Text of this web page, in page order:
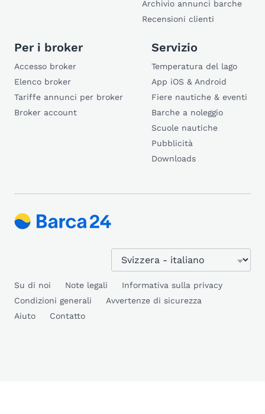
Archivio annunci barche
Recensioni clienti
Per i broker
Accesso broker
Elenco broker
Tariffe annunci per broker
Broker account
Servizio
Temperatura del lago
App iOS & Android
Fiere nautiche & eventi
Barche a noleggio
Scuole nautiche
Pubblicità
Downloads
Su di noi Note legali
Informativa sulla privacy
Condizioni generali
Avvertenze di sicurezza
Aiuto
Contatto